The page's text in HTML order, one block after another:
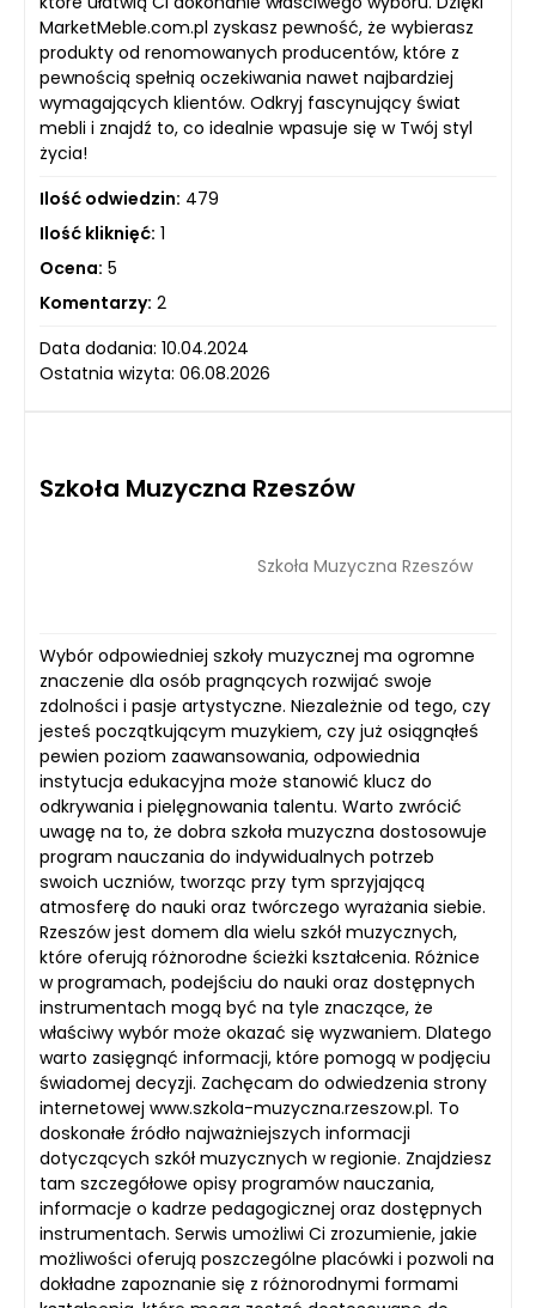
MarketMeble.com.pl zyskasz pewność, że wybierasz
produkty od renomowanych producentów, które z
pewnością spełnią oczekiwania nawet najbardziej
wymagających klientów. Odkryj fascynujący świat
mebli i znajdź to, co idealnie wpasuje się w Twój styl
życia!
Ilość odwiedzin: 479
Ilość kliknięć: 1
Ocena: 5
Komentarzy: 2
Data dodania: 10.04.2024
Ostatnia wizyta: 06.08.2026
Szkoła Muzyczna Rzeszów
Szkoła Muzyczna Rzeszów
Wybór odpowiedniej szkoły muzycznej ma ogromne
znaczenie dla osób pragnących rozwijać swoje
zdolności i pasje artystyczne. Niezależnie od tego, czy
jesteś początkującym muzykiem, czy już osiągnąłeś
pewien poziom zaawansowania, odpowiednia
instytucja edukacyjna może stanowić klucz do
odkrywania i pielęgnowania talentu. Warto zwrócić
uwagę na to, że dobra szkoła muzyczna dostosowuje
program nauczania do indywidualnych potrzeb
swoich uczniów, tworząc przy tym sprzyjającą
atmosferę do nauki oraz twórczego wyrażania siebie.
Rzeszów jest domem dla wielu szkół muzycznych,
które oferują różnorodne ścieżki kształcenia. Różnice
w programach, podejściu do nauki oraz dostępnych
instrumentach mogą być na tyle znaczące, że
właściwy wybór może okazać się wyzwaniem. Dlatego
warto zasięgnąć informacji, które pomogą w podjęciu
świadomej decyzji. Zachęcam do odwiedzenia strony
internetowej www.szkola-muzyczna.rzeszow.pl. To
doskonałe źródło najważniejszych informacji
dotyczących szkół muzycznych w regionie. Znajdziesz
tam szczegółowe opisy programów nauczania,
informacje o kadrze pedagogicznej oraz dostępnych
instrumentach. Serwis umożliwi Ci zrozumienie, jakie
możliwości oferują poszczególne placówki i pozwoli na
dokładne zapoznanie się z różnorodnymi formami